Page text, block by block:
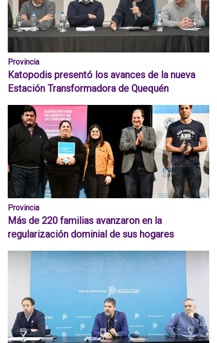
Provincia
Katopodis presentó los avances de la nueva
Estación Transformadora de Quequén
Provincia
Más de 220 familias avanzaron en la
regularización dominial de sus hogares